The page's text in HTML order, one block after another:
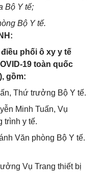
Bộ Y tế;
Bộ Y tế.
phối ô xy y tế
19 toàn quốc
gồm:
Thứ trưởng Bộ Y tế.
Minh Tuấn, Vụ
trình y tế.
Văn phòng Bộ Y tế.
Vụ Trang thiết bị